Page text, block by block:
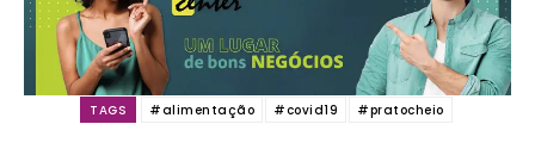
TAGS #alimentação #covid19 #pratocheio